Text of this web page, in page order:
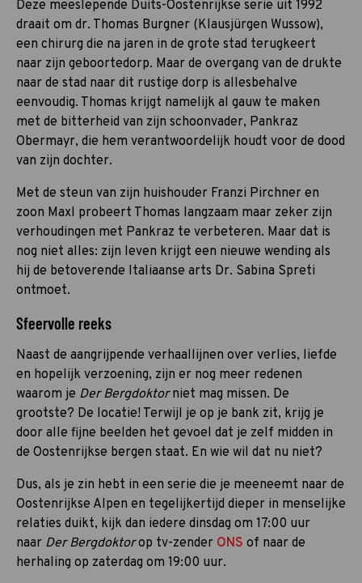
Deze meeslepende Duits-Oostenrijkse serie uit 1992
draait om dr. Thomas Burgner (Klausjürgen Wussow),
een chirurg die na jaren in de grote stad terugkeert
naar zijn geboortedorp. Maar de overgang van de drukte
naar de stad naar dit rustige dorp is allesbehalve
eenvoudig. Thomas krijgt namelijk al gauw te maken
met de bitterheid van zijn schoonvader, Pankraz
Obermayr, die hem verantwoordelijk houdt voor de dood
van zijn dochter.
Met de steun van zijn huishouder Franzi Pirchner en
zoon Maxl probeert Thomas langzaam maar zeker zijn
verhoudingen met Pankraz te verbeteren. Maar dat is
nog niet alles: zijn leven krijgt een nieuwe wending als
hij de betoverende Italiaanse arts Dr. Sabina Spreti
ontmoet.
Sfeervolle reeks
Naast de aangrijpende verhaallijnen over verlies, liefde
en hopelijk verzoening, zijn er nog meer redenen
waarom je Der Bergdoktorniet mag missen. De
grootste? De locatie! Terwijl je op je bank zit, krijg je
door alle fijne beelden het gevoel dat je zelf midden in
de Oostenrijkse bergen staat. En wie wil dat nu niet?
Dus, als je zin hebt in een serie die je meeneemt naar de
Oostenrijkse Alpen en tegelijkertijd dieper in menselijke
relaties duikt, kijk dan iedere dinsdag om 17:00 uur
naar Der Bergdoktorop tv-zender ONS of naar de
herhaling op zaterdag om 19:00 uur.